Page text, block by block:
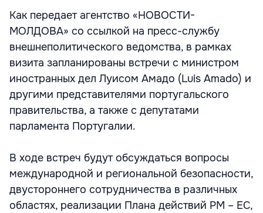
Как передает агентство «НОВОСТИ-
МОЛДОВА» со ссылкой на пресс-службу
внешнеполитического ведомства, в рамках
визита запланированы встречи с министром
иностранных дел Луисом Амадо (Luis Amado) и
другими представителями португальского
правительства, а также с депутатами
парламента Португалии.
В ходе встреч будут обсуждаться вопросы
международной и региональной безопасности,
двустороннего сотрудничества в различных
областях, реализации Плана действий РМ – ЕС,